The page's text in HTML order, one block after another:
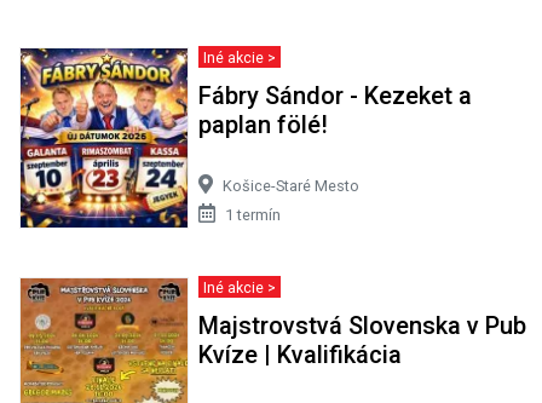
Iné akcie >
Fábry Sándor - Kezeket a
paplan fölé!
Košice-Staré Mesto
1 termín
Iné akcie >
Majstrovstvá Slovenska v Pub
Kvíze | Kvalifikácia